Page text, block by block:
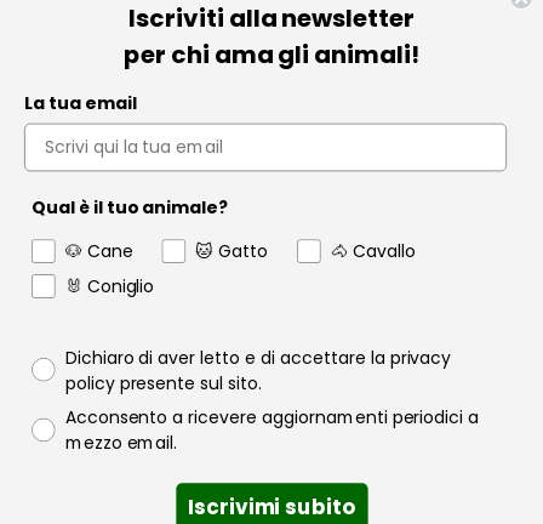
Account
Contact us
Garanzia
Raofarmaceutici.it © 2024 | Tutti i diritti sono riservati | Rao
Iscriviti alla newsletter
per chi ama gli animali!
La tua email
Qual è il tuo animale?
🐶 Cane
🐱 Gatto
🐴 Cavallo
🐰 Coniglio
Privacy policy
Dichiaro di aver letto e di accettare la privacy
policy presente sul sito.
Consenso email
Acconsento a ricevere aggiornamenti periodici a
mezzo email.
Iscrivimi subito